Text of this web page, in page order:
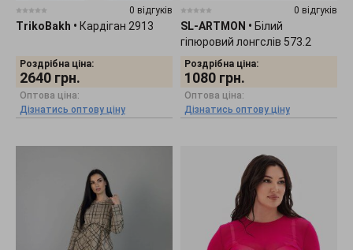
0 відгуків
TrikoBakh • Кардіган 2913
Роздрібна ціна:
2640 грн.
Оптова ціна:
Дізнатись оптову ціну
0 відгуків
SL-ARTMON • Білий
гіпюровий лонгслів 573.2
Роздрібна ціна:
1080 грн.
Оптова ціна:
Дізнатись оптову ціну